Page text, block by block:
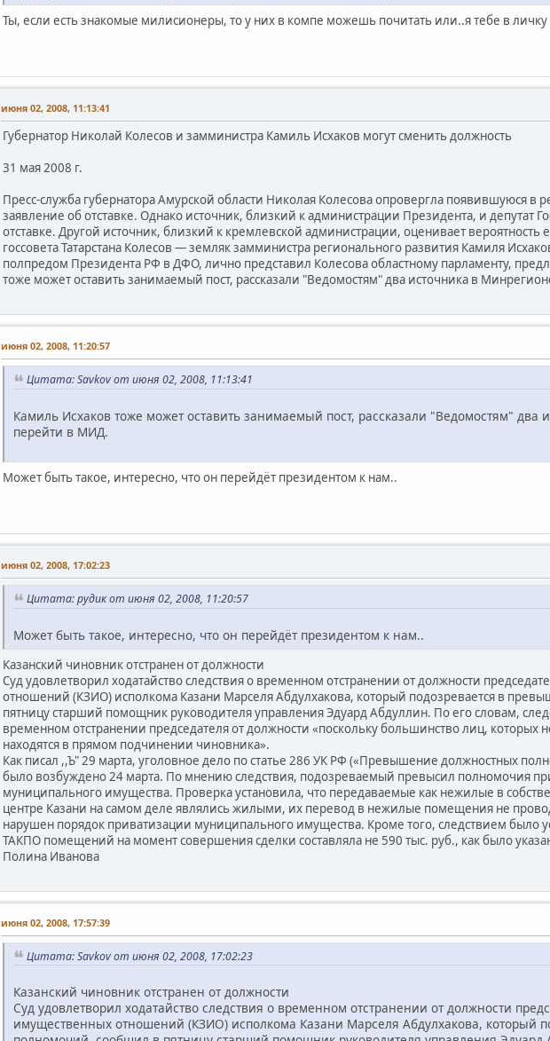
Ты, если есть знакомые милисионеры, то у них в компе можешь почитать или..я тебе в личку
июня 02, 2008, 11:13:41
Губернатор Николай Колесов и замминистра Камиль Исхаков могут сменить должность
31 мая 2008 г.
Пресс-служба губернатора Амурской области Николая Колесова опровергла появившуюся
заявление об отставке. Однако источник, близкий к администрации Президента, и депутат
отставке. Другой источник, близкий к кремлевской администрации, оценивает
госсовета Татарстана Колесов — земляк замминистра регионального развития Камиля
полпредом Президента РФ в ДФО, лично представил Колесова областному парламенту,
тоже может оставить занимаемый пост, рассказали "Ведомостям" два источника в
июня 02, 2008, 11:20:57
Цитата: Savkov от июня 02, 2008, 11:13:41
Камиль Исхаков тоже может оставить занимаемый пост, рассказали "Ведомостям"
перейти в МИД.
Может быть такое, интересно, что он перейдёт президентом к нам..
июня 02, 2008, 17:02:23
Цитата: рудик от июня 02, 2008, 11:20:57
Может быть такое, интересно, что он перейдёт президентом к нам..
Казанский чиновник отстранен от должности
Суд удовлетворил ходатайство следствия о временном отстранении от должности
отношений (КЗИО) исполкома Казани Марселя Абдулхакова, который подозревается в
пятницу старший помощник руководителя управления Эдуард Абдуллин. По его словам,
временном отстранении председателя от должности «поскольку большинство лиц, которых
находятся в прямом подчинении чиновника».
Как писал ,,Ъ" 29 марта, уголовное дело по статье 286 УК РФ («Превышение должностных
было возбуждено 24 марта. По мнению следствия, подозреваемый превысил полномочия
муниципального имущества. Проверка установила, что передаваемые как нежилые в
центре Казани на самом деле являлись жилыми, их перевод в нежилые помещения не
нарушен порядок приватизации муниципального имущества. Кроме того, следствием было
ТАКПО помещений на момент совершения сделки составляла не 590 тыс. руб., как было
Полина Иванова
июня 02, 2008, 17:57:39
Цитата: Savkov от июня 02, 2008, 17:02:23
Казанский чиновник отстранен от должности
Суд удовлетворил ходатайство следствия о временном отстранении от должности
имущественных отношений (КЗИО) исполкома Казани Марселя Абдулхакова, который